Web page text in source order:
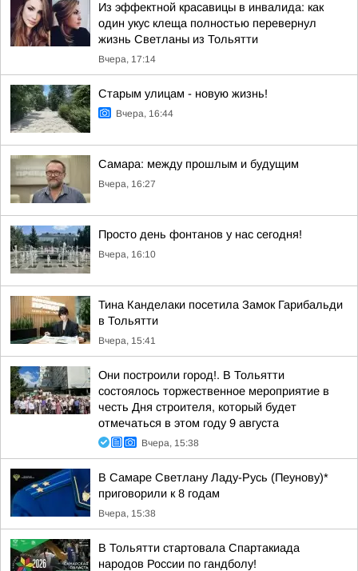
Из эффектной красавицы в инвалида: как
один укус клеща полностью перевернул
жизнь Светланы из Тольятти
Вчера, 17:14
Старым улицам - новую жизнь!
Вчера, 16:44
Самара: между прошлым и будущим
Вчера, 16:27
Просто день фонтанов у нас сегодня!
Вчера, 16:10
Тина Канделаки посетила Замок Гарибальди
в Тольятти
Вчера, 15:41
Они построили город!. В Тольятти
состоялось торжественное мероприятие в
честь Дня строителя, который будет
отмечаться в этом году 9 августа
Вчера, 15:38
В Самаре Светлану Ладу-Русь (Пеунову)*
приговорили к 8 годам
Вчера, 15:38
В Тольятти стартовала Спартакиада
народов России по гандболу!